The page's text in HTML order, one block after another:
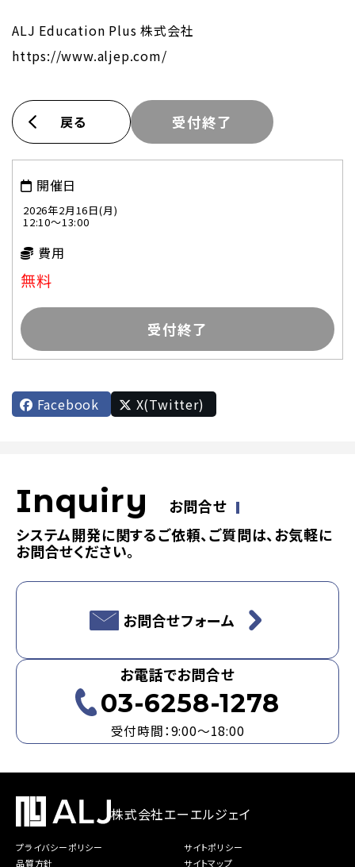
ALJ Education Plus 株式会社
https://www.aljep.com/
戻る 受付終了
開催日
2026年2月16日(月)
12:10～13:00
費用
無料
受付終了
Facebook X(Twitter)
Inquiry
お問合せ
システム開発に関するご依頼、ご質問は、お気軽に
お問合せください。
お問合せフォーム
お電話でお問合せ
03-6258-1278
受付時間：9:00～18:00
株式会社エーエルジェイ
プライバシーポリシー
品質方針
サイトポリシー
サイトマップ